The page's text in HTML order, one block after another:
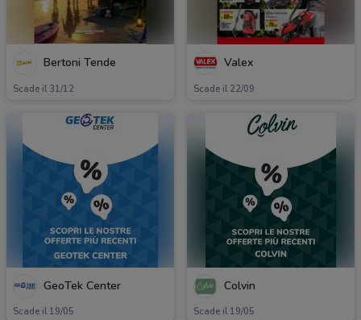
Bertoni Tende
Scade il 31/12
Valex
Scade il 22/09
GeoTek Center
Scade il 19/05
Colvin
Scade il 19/05